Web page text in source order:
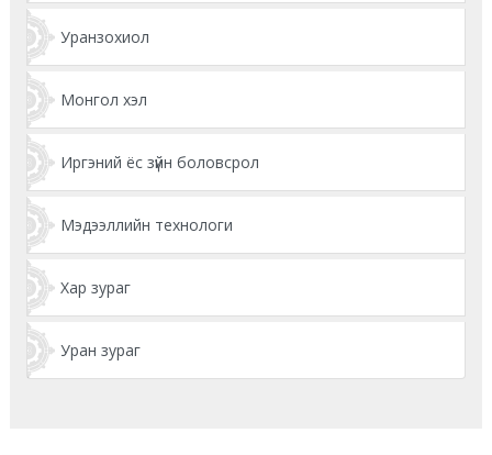
Уранзохиол
Монгол хэл
Иргэний ёс зүйн боловсрол
Мэдээллийн технологи
Хар зураг
Уран зураг